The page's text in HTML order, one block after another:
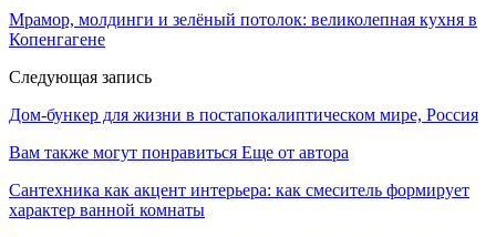
Мрамор, молдинги и зелёный потолок: великолепная кухня в
Копенгагене
Следующая запись
Дом-бункер для жизни в постапокалиптическом мире, Россия
Вам также могут понравиться Еще от автора
Сантехника как акцент интерьера: как смеситель формирует
характер ванной комнаты